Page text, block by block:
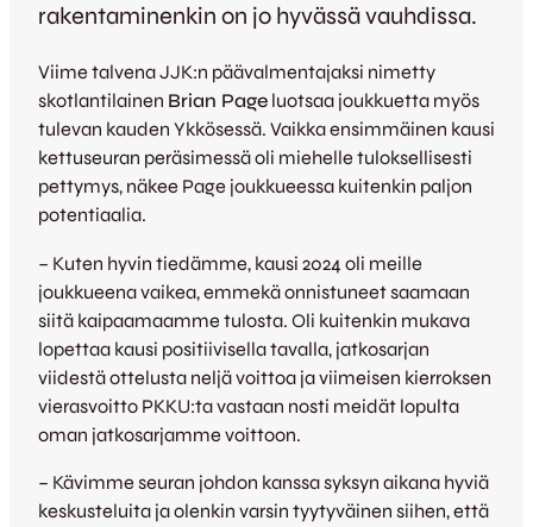
rakentaminenkin on jo hyvässä vauhdissa.
Viime talvena JJK:n päävalmentajaksi nimetty
skotlantilainen Brian Page luotsaa joukkuetta myös
tulevan kauden Ykkösessä. Vaikka ensimmäinen kausi
kettuseuran peräsimessä oli miehelle tuloksellisesti
pettymys, näkee Page joukkueessa kuitenkin paljon
potentiaalia.
– Kuten hyvin tiedämme, kausi 2024 oli meille
joukkueena vaikea, emmekä onnistuneet saamaan
siitä kaipaamaamme tulosta. Oli kuitenkin mukava
lopettaa kausi positiivisella tavalla, jatkosarjan
viidestä ottelusta neljä voittoa ja viimeisen kierroksen
vierasvoitto PKKU:ta vastaan nosti meidät lopulta
oman jatkosarjamme voittoon.
– Kävimme seuran johdon kanssa syksyn aikana hyviä
keskusteluita ja olenkin varsin tyytyväinen siihen, että